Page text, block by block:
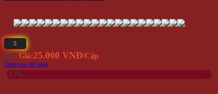
Giá Giá:25.000 VNĐ/Cặp
Thêm vào giỏ hàng
-17%